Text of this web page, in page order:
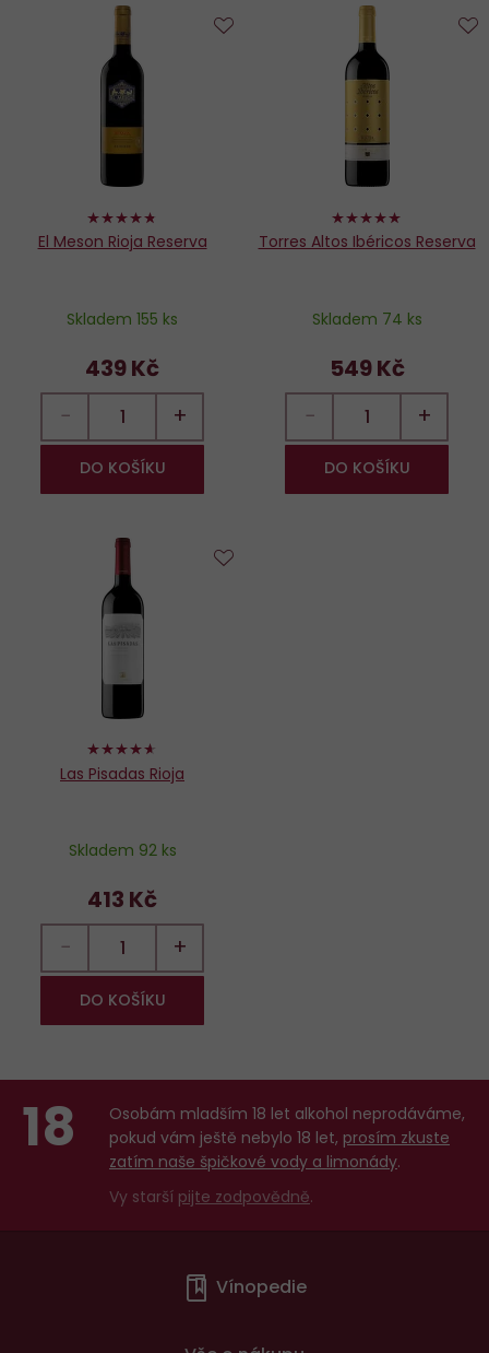
94%
El Meson Rioja Reserva
Skladem 155 ks
439 Kč
− +
DO KOŠÍKU
100%
Torres Altos Ibéricos Reserva
Skladem 74 ks
549 Kč
− +
DO KOŠÍKU
92%
Las Pisadas Rioja
Skladem 92 ks
413 Kč
− +
DO KOŠÍKU
18
Osobám mladším 18 let alkohol neprodáváme,
pokud vám ještě nebylo 18 let, prosím zkuste
zatím naše špičkové vody a limonády.
Vy starší pijte zodpovědně.
Vínopedie